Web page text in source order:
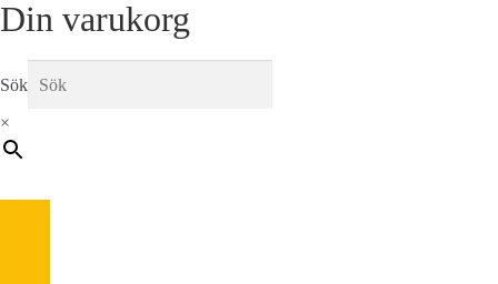
Din varukorg
Sök
×